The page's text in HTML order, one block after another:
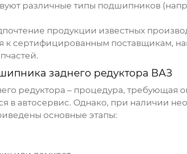
различные типы подшипников
продукции известных
к сертифицированным поставщикам,
заднего редуктора ВАЗ
редуктора – процедура, требующая
в автосервис. Однако, при наличии
основные этапы: